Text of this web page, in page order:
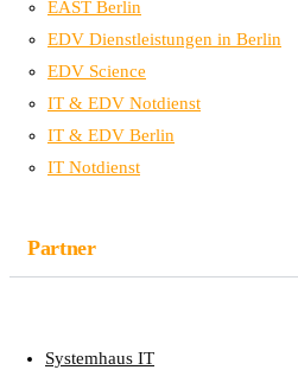
EAST Berlin
EDV Dienstleistungen in Berlin
EDV Science
IT & EDV Notdienst
IT & EDV Berlin
IT Notdienst
Partner
Systemhaus IT